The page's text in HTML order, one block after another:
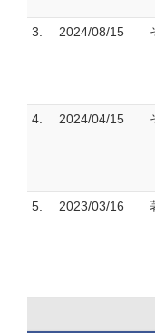
3. 2024/08/15
4. 2024/04/15
5. 2023/03/16